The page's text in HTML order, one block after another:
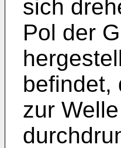
sich
Pol der
befindet,
zur